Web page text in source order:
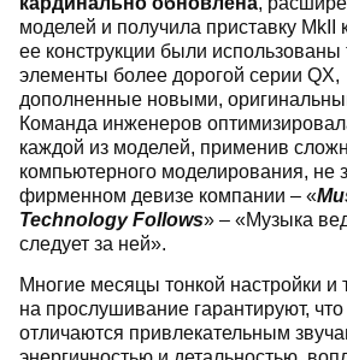
моделей и получила приставку
ее конструкции были использованы
элементы более дорогой серии QX,
дополненные новыми,
Команда инженеров
каждой из моделей, применив
компьютерного моделирования, не
фирменном девизе компании – «
Technology Follows» – «Музыка
следует за ней».
Многие месяцы тонкой настройки и
на прослушивание гарантируют, что
отличаются привлекательным